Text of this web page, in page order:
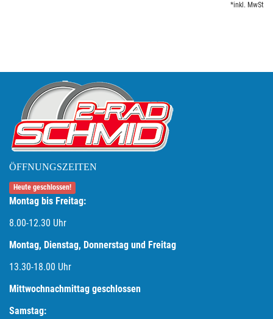
*inkl. MwSt
ÖFFNUNGSZEITEN
Heute geschlossen!
Montag bis Freitag:
8.00-12.30 Uhr
Montag, Dienstag, Donnerstag und Freitag
13.30-18.00 Uhr
Mittwochnachmittag geschlossen
Samstag: